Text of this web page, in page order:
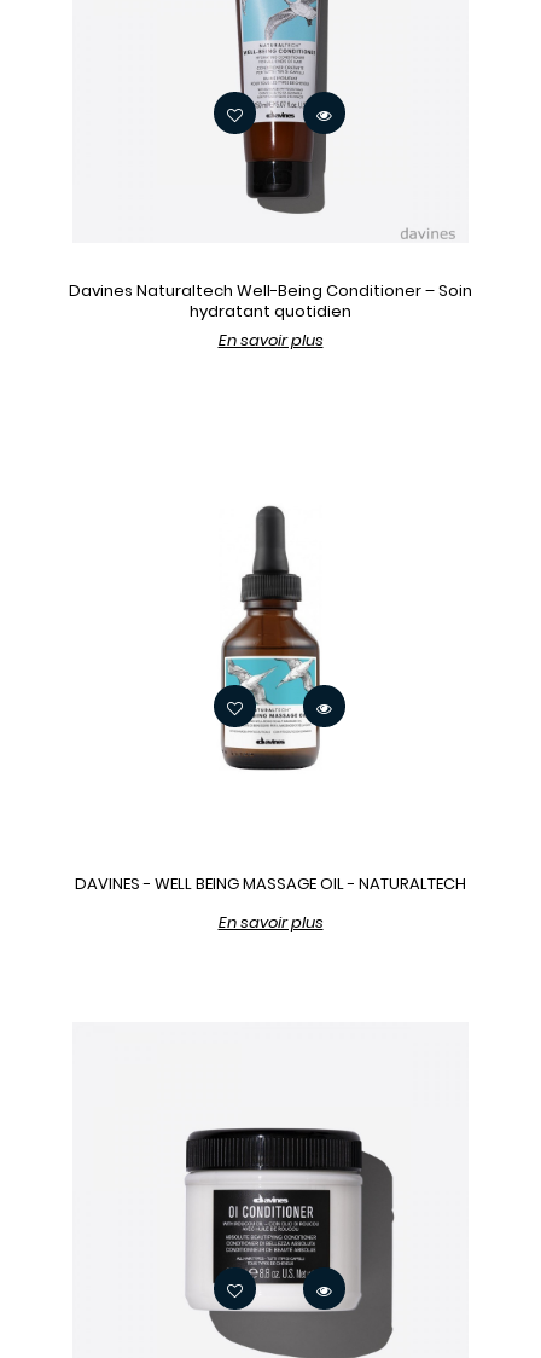
Davines Naturaltech Well-Being Conditioner – Soin
hydratant quotidien
En savoir plus
DAVINES - WELL BEING MASSAGE OIL - NATURALTECH
En savoir plus